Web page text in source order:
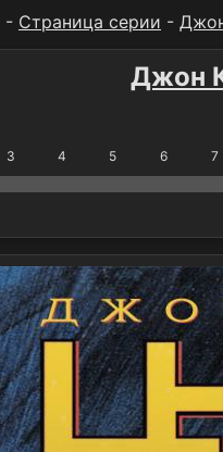
- Страница серии -
Джон
3 4 5 6 7